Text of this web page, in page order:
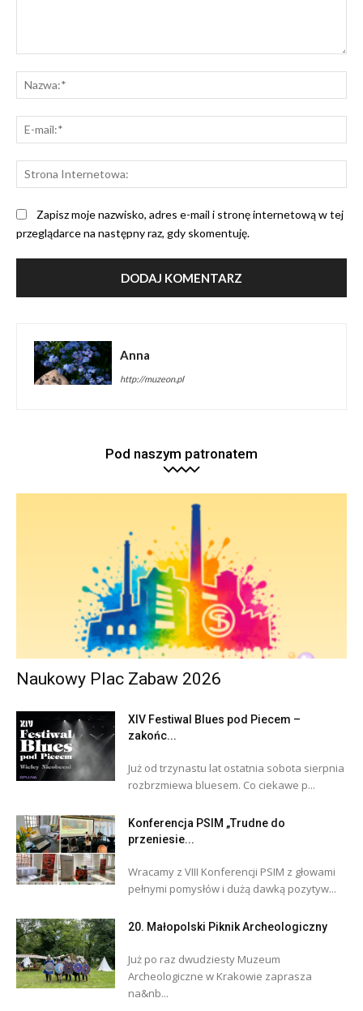
Zapisz moje nazwisko, adres e-mail i stronę internetową w tej
przeglądarce na następny raz, gdy skomentuję.
Anna
http://muzeon.pl
Pod naszym patronatem
Naukowy Plac Zabaw 2026
XIV Festiwal Blues pod Piecem –
zakońc...
Już od trzynastu lat ostatnia sobota sierpnia
rozbrzmiewa bluesem. Co ciekawe p...
Konferencja PSIM „Trudne do
przeniesie...
Wracamy z VIII Konferencji PSIM z głowami
pełnymi pomysłów i dużą dawką pozytyw...
20. Małopolski Piknik Archeologiczny
Już po raz dwudziesty Muzeum
Archeologiczne w Krakowie zaprasza
na&nb...